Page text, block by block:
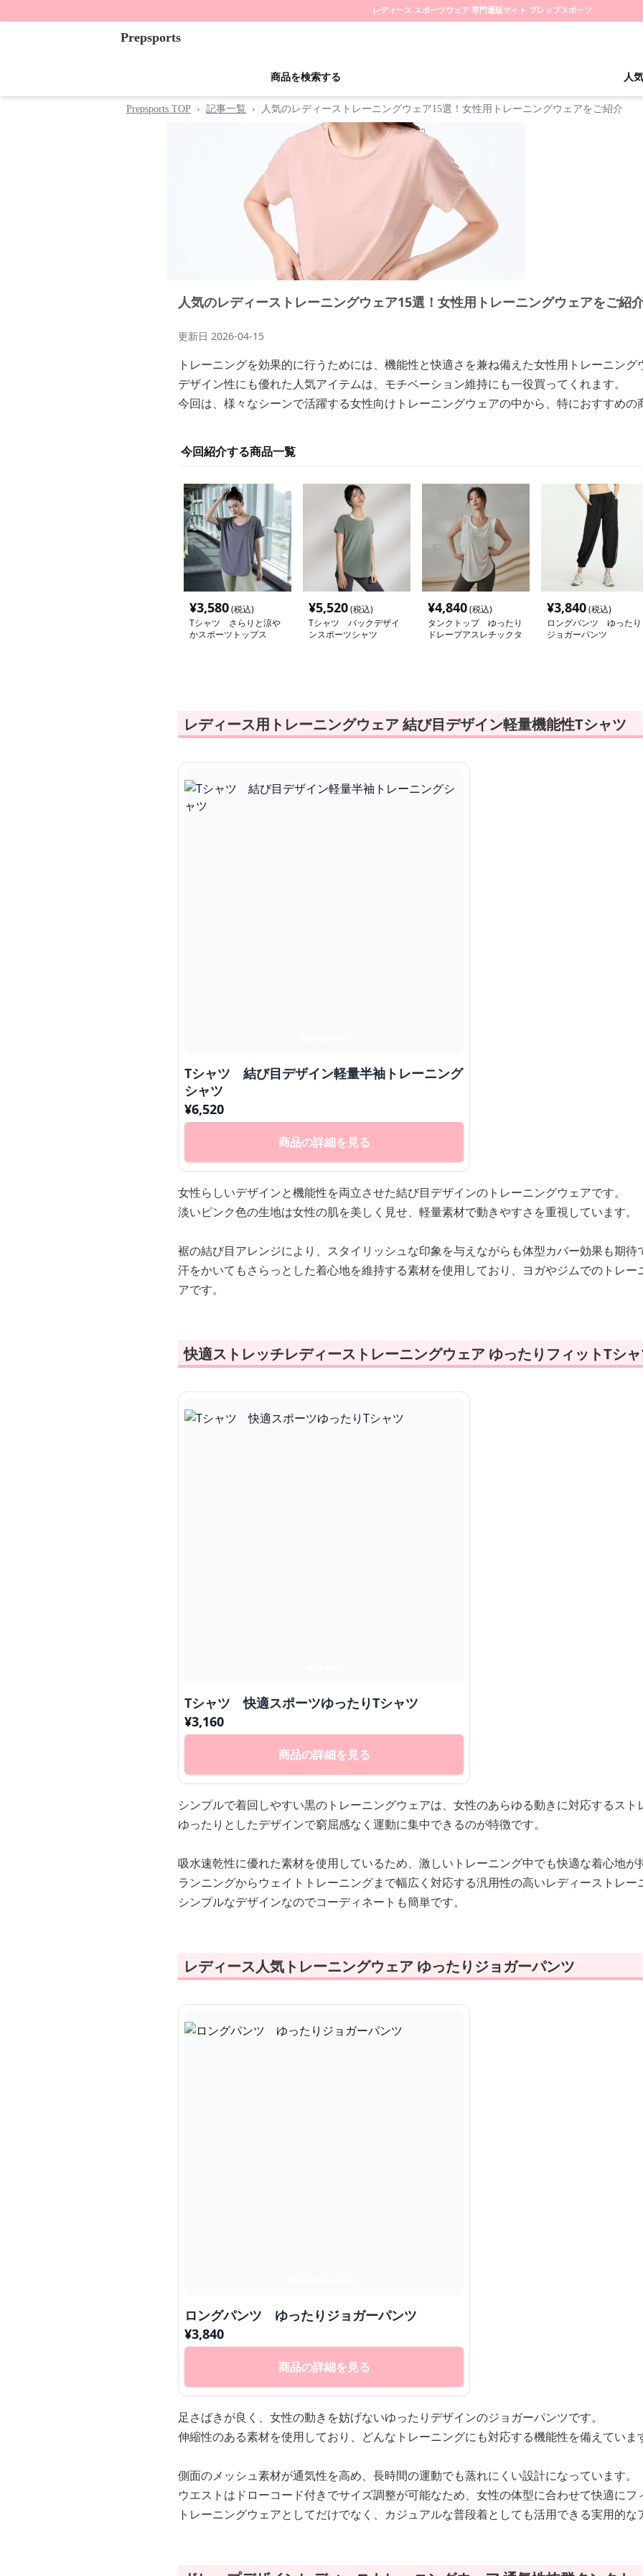
レディース スポーツウェア 専門通販サイト プレップスポーツ
Prepsports
商品を検索する 人
Prepsports TOP › 記事一覧 › 人気のレディーストレーニングウェア15選！女性用トレーニングウェアをご紹介
人気のレディーストレーニングウェア15選！女性用トレーニングウェアをご紹
更新日 2026-04-15
トレーニングを効果的に行うためには、機能性と快適さを兼ね備えた女性用トレーニン
デザイン性にも優れた人気アイテムは、モチベーション維持にも一役買ってくれます。
今回は、様々なシーンで活躍する女性向けトレーニングウェアの中から、特におすすめの
今回紹介する商品一覧
¥3,580(税込)
Tシャツ さらりと涼や
かスポーツトップス
¥5,520(税込)
Tシャツ バックデザイ
ンスポーツシャツ
¥4,840(税込)
タンクトップ ゆったり
ドレープアスレチックタ
¥3,840(税込)
ロングパンツ ゆったり
ジョガーパンツ
レディース用トレーニングウェア 結び目デザイン軽量機能性Tシャツ
Tシャツ 結び目デザイン軽量半袖トレーニング
シャツ
¥6,520
商品の詳細を見る
女性らしいデザインと機能性を両立させた結び目デザインのトレーニングウェアです。
淡いピンク色の生地は女性の肌を美しく見せ、軽量素材で動きやすさを重視しています。
裾の結び目アレンジにより、スタイリッシュな印象を与えながらも体型カバー効果も期待
汗をかいてもさらっとした着心地を維持する素材を使用しており、ヨガやジムでのトレ
アです。
快適ストレッチレディーストレーニングウェア ゆったりフィットTシ
Tシャツ 快適スポーツゆったりTシャツ
¥3,160
商品の詳細を見る
シンプルで着回しやすい黒のトレーニングウェアは、女性のあらゆる動きに対応するス
ゆったりとしたデザインで窮屈感なく運動に集中できるのが特徴です。
吸水速乾性に優れた素材を使用しているため、激しいトレーニング中でも快適な着心地が
ランニングからウェイトトレーニングまで幅広く対応する汎用性の高いレディーストレー
シンプルなデザインなのでコーディネートも簡単です。
レディース人気トレーニングウェア ゆったりジョガーパンツ
ロングパンツ ゆったりジョガーパンツ
¥3,840
商品の詳細を見る
足さばきが良く、女性の動きを妨げないゆったりデザインのジョガーパンツです。
伸縮性のある素材を使用しており、どんなトレーニングにも対応する機能性を備えていま
側面のメッシュ素材が通気性を高め、長時間の運動でも蒸れにくい設計になっています。
ウエストはドローコード付きでサイズ調整が可能なため、女性の体型に合わせて快適にフ
トレーニングウェアとしてだけでなく、カジュアルな普段着としても活用できる実用的な